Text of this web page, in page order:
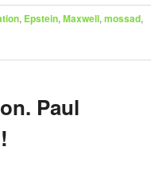
, Epstein, Maxwell, mossad,
Paul